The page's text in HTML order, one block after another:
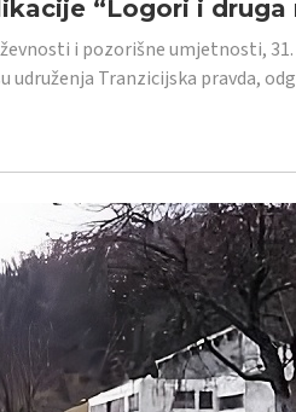
“Logori i druga
i pozorišne umjetnosti,
udruženja Tranzicijska pravda,